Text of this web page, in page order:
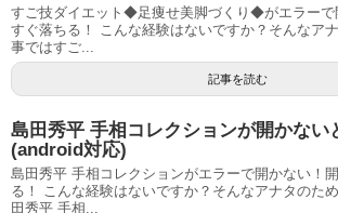
すご技ダイエット◆足痩せ美脚づくり◆がエラーで
すぐ落ちる！ こんな経験はないですか？そんなア
事ではすご...
記事を読む
島田秀平 手相コレクションが開かない
(android対応)
島田秀平 手相コレクションがエラーで開かない！
る！ こんな経験はないですか？そんなアナタのた
田秀平 手相...